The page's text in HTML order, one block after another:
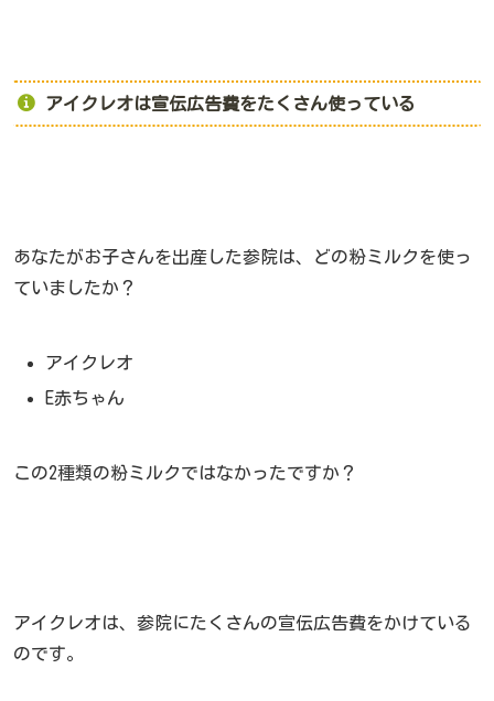
アイクレオは宣伝広告費をたくさん使っている
あなたがお子さんを出産した参院は、どの粉ミルクを使っ
ていましたか？
アイクレオ
E赤ちゃん
この2種類の粉ミルクではなかったですか？
アイクレオは、参院にたくさんの宣伝広告費をかけている
のです。